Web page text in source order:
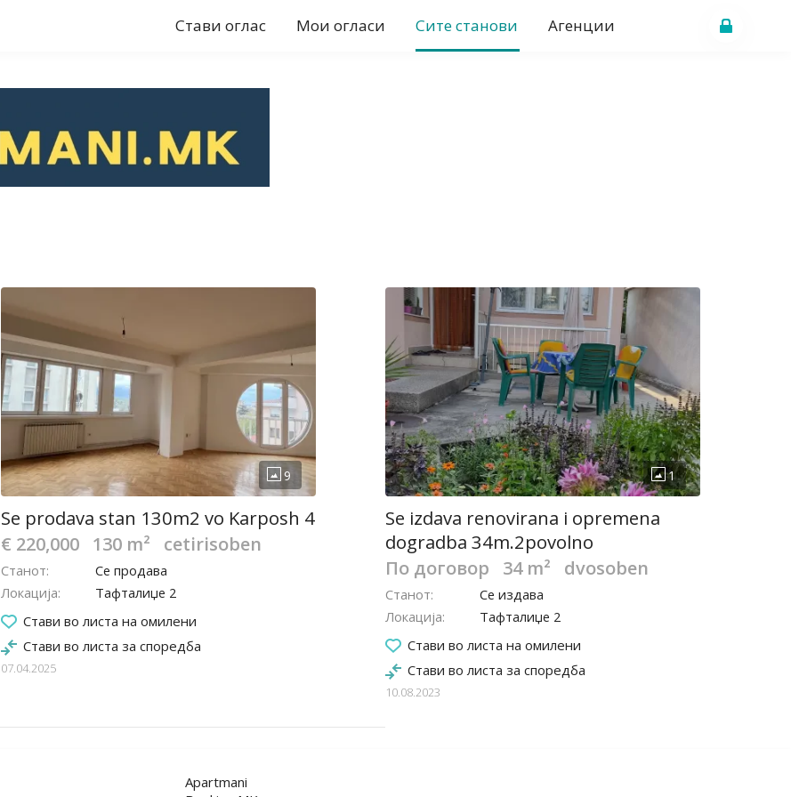
Стави оглас Мои огласи Сите станови Агенции
Se prodava stan 130m2 vo Karposh 4
€ 220,000 130 m² cetirisoben
Станот
Се продава
Локација
Тафталиџе 2
Стави во листа на омилени
Стави во листа за споредба
07.04.2025
Se izdava renovirana i opremena
dogradba 34m.2povolno
По договор 34 m² dvosoben
Станот
Се издава
Локација
Тафталиџе 2
Стави во листа на омилени
Стави во листа за споредба
10.08.2023
Apartmani